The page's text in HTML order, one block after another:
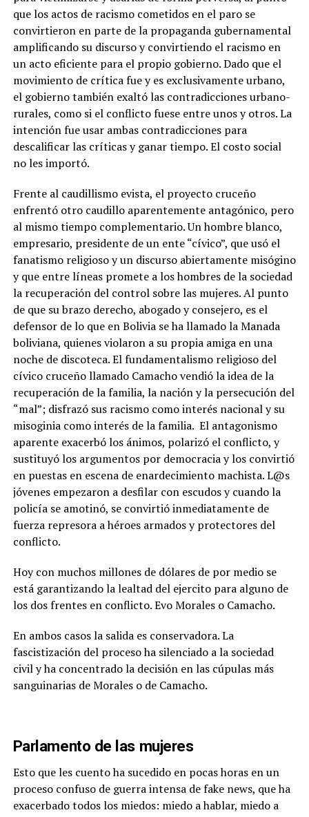
que los actos de racismo cometidos en el paro se
convirtieron en parte de la propaganda gubernamental
amplificando su discurso y convirtiendo el racismo en
un acto eficiente para el propio gobierno. Dado que el
movimiento de crítica fue y es exclusivamente urbano,
el gobierno también exaltó las contradicciones urbano-
rurales, como si el conflicto fuese entre unos y otros. La
intención fue usar ambas contradicciones para
descalificar las críticas y ganar tiempo. El costo social
no les importó.
Frente al caudillismo evista, el proyecto cruceño
enfrentó otro caudillo aparentemente antagónico, pero
al mismo tiempo complementario. Un hombre blanco,
empresario, presidente de un ente “cívico”, que usó el
fanatismo religioso y un discurso abiertamente misógino
y que entre líneas promete a los hombres de la sociedad
la recuperación del control sobre las mujeres. Al punto
de que su brazo derecho, abogado y consejero, es el
defensor de lo que en Bolivia se ha llamado la Manada
boliviana, quienes violaron a su propia amiga en una
noche de discoteca. El fundamentalismo religioso del
cívico cruceño llamado Camacho vendió la idea de la
recuperación de la familia, la nación y la persecución del
“mal”; disfrazó sus racismo como interés nacional y su
misoginia como interés de la familia. El antagonismo
aparente exacerbó los ánimos, polarizó el conflicto, y
sustituyó los argumentos por democracia y los convirtió
en puestas en escena de enardecimiento machista. L@s
jóvenes empezaron a desfilar con escudos y cuando la
policía se amotinó, se convirtió inmediatamente de
fuerza represora a héroes armados y protectores del
conflicto.
Hoy con muchos millones de dólares de por medio se
está garantizando la lealtad del ejercito para alguno de
los dos frentes en conflicto. Evo Morales o Camacho.
En ambos casos la salida es conservadora. La
fascistización del proceso ha silenciado a la sociedad
civil y ha concentrado la decisión en las cúpulas más
sanguinarias de Morales o de Camacho.
Parlamento de las mujeres
Esto que les cuento ha sucedido en pocas horas en un
proceso confuso de guerra intensa de fake news, que ha
exacerbado todos los miedos: miedo a hablar, miedo a